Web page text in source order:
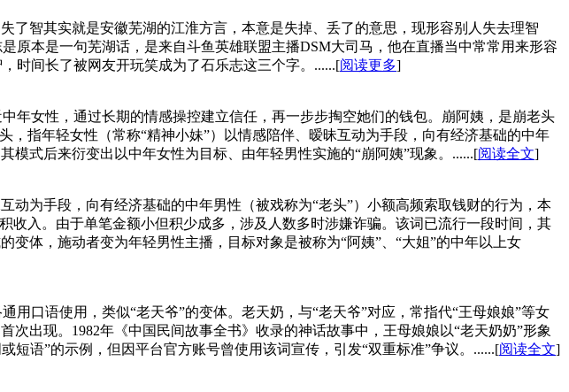
了智其实就是安徽芜湖的江淮方言，本意是失掉、丢了的意思，现形容别人失去理智
原本是一句芜湖话，是来自斗鱼英雄联盟主播DSM大司马，他在直播当中常常用来形容
时间长了被网友开玩笑成为了石乐志这三个字。......[阅读更多]
年女性，通过长期的情感操控建立信任，再一步步掏空她们的钱包。崩阿姨，是崩老头
指年轻女性（常称“精神小妹”）以情感陪伴、暧昧互动为手段，向有经济基础的中年
模式后来衍变出以中年女性为目标、由年轻男性实施的“崩阿姨”现象。......[阅读全文]
动为手段，向有经济基础的中年男性（被戏称为“老头”）小额高频索取钱财的行为，本
收入。由于单笔金额小但积少成多，涉及人数多时涉嫌诈骗。该词已流行一段时间，其
体，施动者变为年轻男性主播，目标对象是被称为“阿姨”、“大姐”的中年以上女
口语使用，类似“老天爷”的变体。老天奶，与“老天爷”对应，常指代“王母娘娘”等女
出现。1982年《中国民间故事全书》收录的神话故事中，王母娘娘以“老天奶奶”形象
短语”的示例，但因平台官方账号曾使用该词宣传，引发“双重标准”争议。......[阅读全文]